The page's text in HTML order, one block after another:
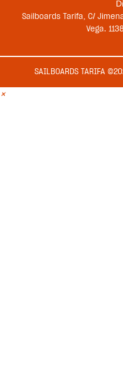
Sailboards Tarifa, C/
Vega.
SAILBOARDS TARIFA
×